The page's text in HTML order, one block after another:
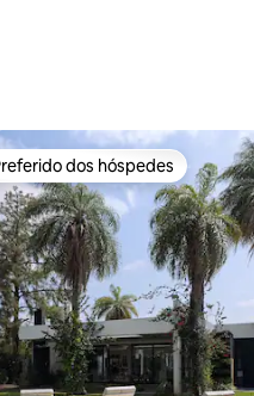
média de 5, 3 avaliações
dos hóspedes
dos hóspedes